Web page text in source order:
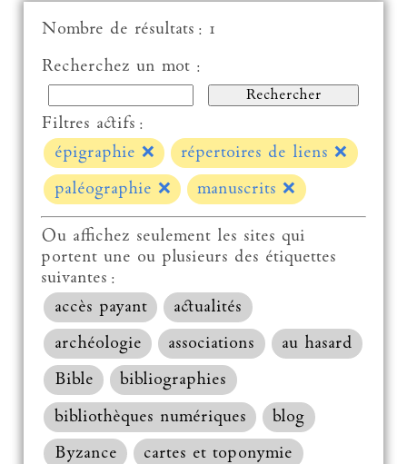
Nombre de résultats : 1
Recherchez un mot :
Filtres actifs :
épigraphie ❌ répertoires de liens❌
paléographie ❌ manuscrits❌
Ou affichez seulement les sites qui
portent une ou plusieurs des étiquettes
suivantes :
accès payant
actualités
archéologie
associations
au hasard
Bible
bibliographies
bibliothèques numériques
blog
Byzance
cartes et toponymie